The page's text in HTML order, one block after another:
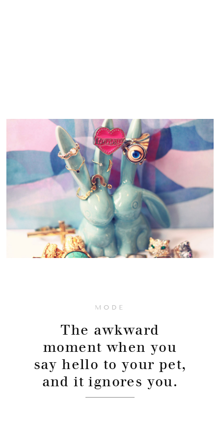
MODE
The awkward
moment when you
say hello to your pet,
and it ignores you.